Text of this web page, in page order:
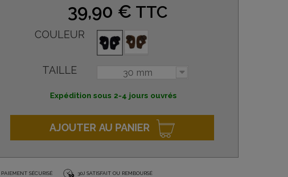
39,90 € TTC
COULEUR
TAILLE 30 mm
Expédition sous 2-4 jours ouvrés
AJOUTER AU PANIER
PAIEMENT SÉCURISÉ 30J SATISFAIT OU REMBOURSÉ